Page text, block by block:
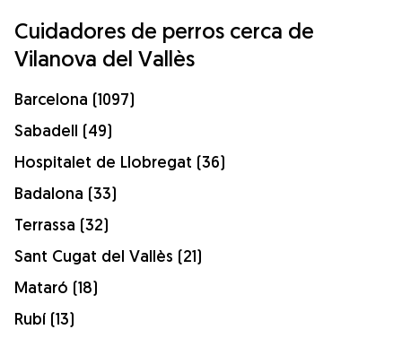
Cuidadores de perros cerca de
Vilanova del Vallès
Barcelona (1097)
Sabadell (49)
Hospitalet de Llobregat (36)
Badalona (33)
Terrassa (32)
Sant Cugat del Vallès (21)
Mataró (18)
Rubí (13)